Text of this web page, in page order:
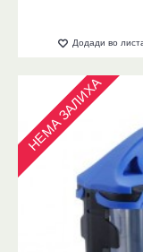
Додади во
НЕМА ЗАЛИХА